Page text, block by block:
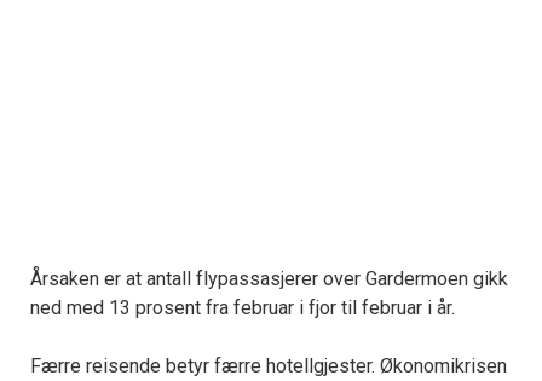
Årsaken er at antall flypassasjerer over Gardermoen gikk
ned med 13 prosent fra februar i fjor til februar i år.
Færre reisende betyr færre hotellgjester. Økonomikrisen